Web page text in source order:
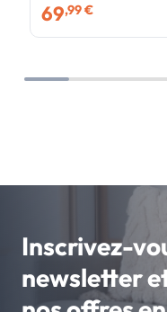
69,99 €
Inscrivez-
newsletter